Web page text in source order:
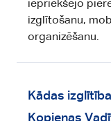
iepriekšējo
izglītošanu,
organizēšanu.
Kādas
Kopienas